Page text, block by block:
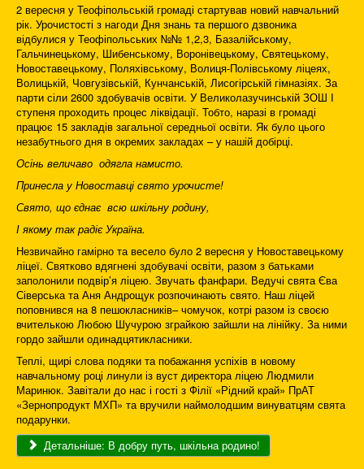
2 вересня у Теофіпольській громаді стартував новий навчальний
рік. Урочистості з нагоди Дня знань та першого дзвоника
відбулися у Теофіпольських №№ 1,2,3, Базалійському,
Гальчинецькому, Шибенському, Воронівецькому, Святецькому,
Новоставецькому, Поляхівському, Волиця-Полівському ліцеях,
Волицькій, Човгузівській, Кунчанській, Лисогірській гімназіях. За
парти сіли 2600 здобувачів освіти. У Великолазучинській ЗОШ І
ступеня проходить процес ліквідації. Тобто, наразі в громаді
працює 15 закладів загальної середньої освіти. Як було цього
незабутнього дня в окремих закладах – у нашій добірці.
Осінь величаво одягла намисто.
Принесла у Новоставці свято урочисте!
Свято, що єднає всю шкільну родину,
І якому так радіє Україна.
Незвичайно гамірно та весело було 2 вересня у Новоставецькому
ліцеї. Святково вдягнені здобувачі освіти, разом з батьками
заполонили подвір’я ліцею. Звучать фанфари. Ведучі свята Єва
Сіверська та Аня Андрощук розпочинають свято. Наш ліцей
поповнився на 8 пешокласників– чомучок, котрі разом із своєю
вчителькою Любою Шучурою зграйкою зайшли на лінійку. За ними
гордо зайшли одинадцятикласники.
Теплі, щирі слова подяки та побажання успіхів в новому
навчальному році линули із вуст директора ліцею Людмили
Маринюк. Завітали до нас і гості з Філії «Рідний край» ПрАТ
«Зернопродукт МХП» та вручили наймолодшим винуватцям свята
подарунки.
Детальніше: В добру путь, шкільна родино!